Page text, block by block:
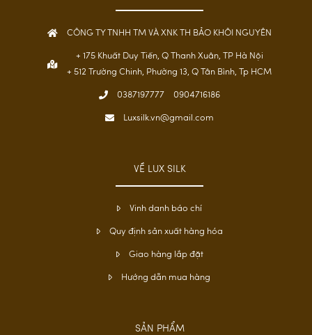
CÔNG TY TNHH TM VÀ XNK TH BẢO KHÔI NGUYÊN
+ 175 Khuất Duy Tiến, Q Thanh Xuân, TP Hà Nội
+ 512 Trường Chinh, Phường 13, Q Tân Bình, Tp HCM
0387197777 0904716186
Luxsilk.vn@gmail.com
VỀ LUX SILK
Vinh danh báo chí
Quy định sản xuất hàng hóa
Giao hàng lắp đặt
Hướng dẫn mua hàng
SẢN PHẨM